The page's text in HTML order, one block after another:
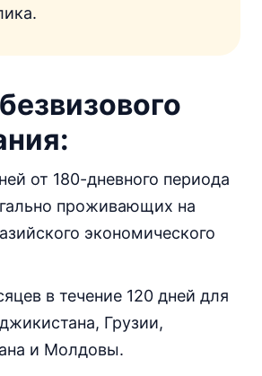
от 180-дневного периода
проживающих на
экономического
в течение 120 дней для
Грузии,
и Молдовы.